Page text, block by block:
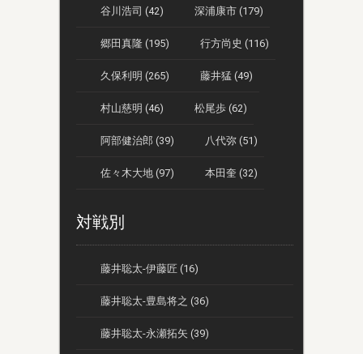
谷川浩司 (42) 深浦康市 (179)
郷田真隆 (195) 行方尚史 (116)
久保利明 (265) 藤井猛 (49)
村山慈明 (46) 松尾歩 (62)
阿部健治郎 (39) 八代弥 (51)
佐々木大地 (97) 本田奎 (32)
対戦別
藤井聡太-伊藤匠 (16)
藤井聡太-豊島将之 (36)
藤井聡太-永瀬拓矢 (39)